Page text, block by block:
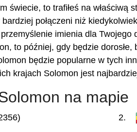
świecie, to trafiłeś na
połączeni niż
imienia dla
to później, gdy będzie
będzie popularne w tych
krajach Solomon jest
na mapie